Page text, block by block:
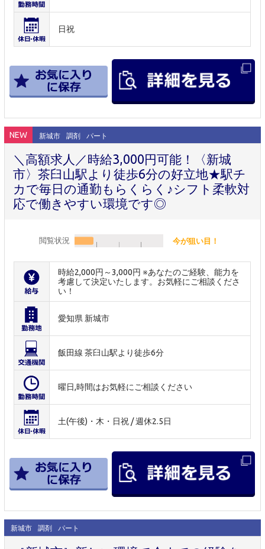
日祝
NEW 新城市 調剤 パート
＼高額求人／時給3,000円可能！〈新城
市〉茶臼山駅より徒歩6分の好立地★駅チ
カで毎日の通勤もらくらく♪シフト柔軟対
応で働きやすい環境です◎
閲覧状況 今が狙い目！
時給2,000円～3,000円 ※あなたのご経験、能力を
考慮して決定いたします。お気軽にご相談くださ
い！
愛知県 新城市
飯田線 茶臼山駅より徒歩6分
曜日,時間はお気軽にご相談ください
土(午後)・木・日祝 / 週休2.5日
新城市 調剤 パート